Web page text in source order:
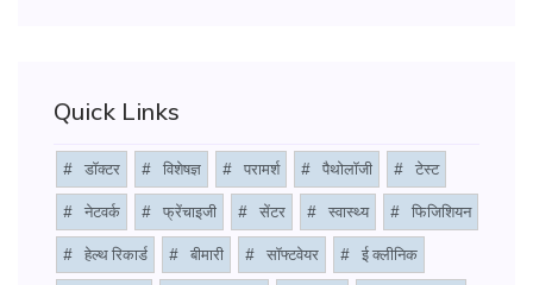
Quick Links
# डॉक्टर # विशेषज्ञ # परामर्श # पैथोलॉजी # टेस्ट
# नेटवर्क # फ्रेंचाइजी # सेंटर # स्वास्थ्य # फिजिशियन
# हेल्थ रिकार्ड # बीमारी # सॉफ्टवेयर # ई क्लीनिक